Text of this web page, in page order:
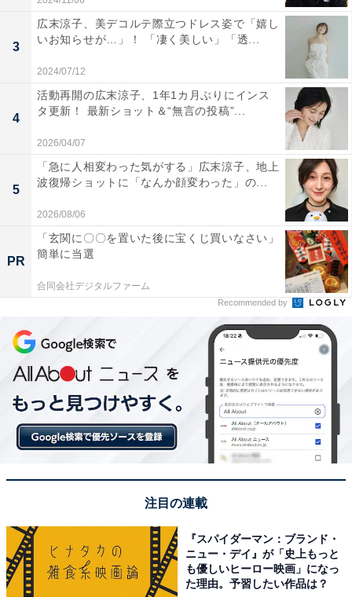
3
広末涼子、美デコルテ際立つドレス姿で「嬉し
いお知らせが…」！ 「凄く美しい」「透...
2024/07/12
4
活動再開の広末涼子、1年1カ月ぶりにインス
タ更新！ 最新ショット＆“無言の投稿”...
2026/04/07
5
「急に人相変わった気がする」広末涼子、地上
波復帰ショットに「なんか顔変わった」の...
2026/08/06
PR
「玄関に〇〇を置いた後に宝くじ買いなさい」
簡単に当選
合同会社デジタルファーム
Recommended by
注目の連載
『スパイダーマン：ブランド・
ニュー・デイ』が「史上もっと
も優しいヒーロー映画」になっ
た理由。予習したい作品は？